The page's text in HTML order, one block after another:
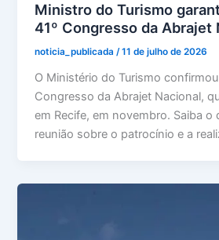
Ministro do Turismo
41º Congresso da Abrajet
noticia_publicada/11 de julho de 2026
O Ministério do Turismo
Congresso da Abrajet Nacional,
em Recife, em novembro. Saiba o
reunião sobre o patrocínio e a